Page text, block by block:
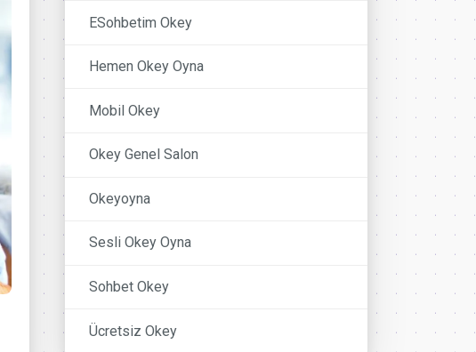
ESohbetim Okey
Hemen Okey Oyna
Mobil Okey
Okey Genel Salon
Okeyoyna
Sesli Okey Oyna
Sohbet Okey
Ücretsiz Okey